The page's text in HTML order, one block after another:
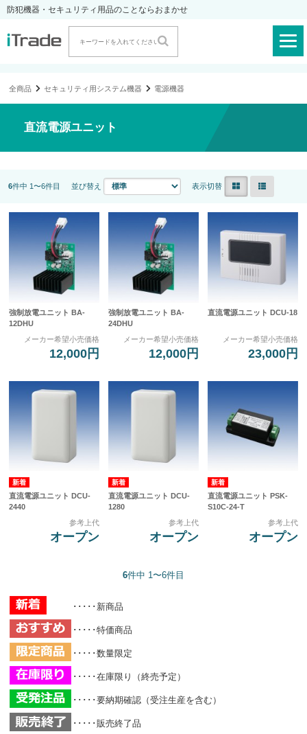
防犯機器・セキュリティ用品のことならおまかせ
全商品 セキュリティ用システム機器 電源機器
直流電源ユニット
6件中 1〜6件目 並び替え 表示切替
強制放電ユニット BA-
12DHU
メーカー希望小売価格
12,000円
強制放電ユニット BA-
24DHU
メーカー希望小売価格
12,000円
直流電源ユニット DCU-18
メーカー希望小売価格
23,000円
直流電源ユニット DCU-
2440
参考上代
オープン
直流電源ユニット DCU-
1280
参考上代
オープン
直流電源ユニット PSK-
S10C-24-T
参考上代
オープン
6件中 1〜6件目
･････新商品
･････特価商品
･････数量限定
･････在庫限り（終売予定）
･････要納期確認（受注生産を含む）
･････販売終了品